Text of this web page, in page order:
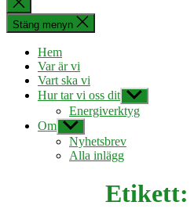
sökningen
Stäng menyn
Hem
Var är vi
Vart ska vi
Hur tar vi oss dit Visa
undermeny
Energiverktyg
Om Visa
undermeny
Nyhetsbrev
Alla inlägg
Etikett: